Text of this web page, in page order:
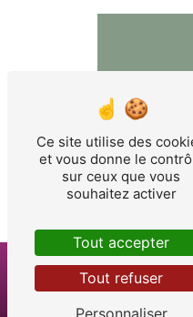
** Les données
traitants dans le
d’introduire une
Scierie, 57650
prise de contact
téléphonique,
Ce site utilise des
et vous donne le
sur ceux que vous
souhaitez activer
Tout accepter
Tout refuser
Personnaliser